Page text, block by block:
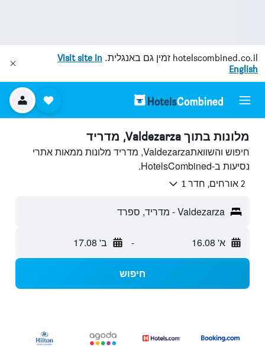
hotelscombined.co.il זמין גם באנגלית. Visit site in
English
מלונות בתוך Valdezarza, מדריד
חיפוש והשוואתValdezarza, מדריד מלונות ממאות אתרי
נסיעות ב-HotelsCombined.
2 אורחים, חדר 1
Valdezarza - מדריד, ספרד
א' 16.08 - ב' 17.08
חיפוש